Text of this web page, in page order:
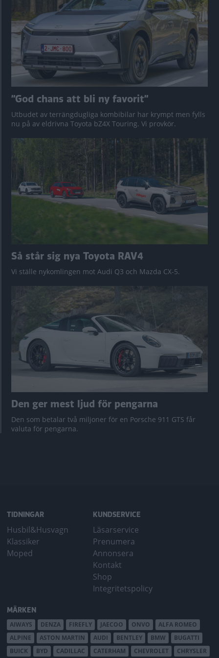
”God chans att bli ny favorit”
Utbudet av terrängdugliga kombibilar har krympt men fylls
nu på av eldrivna Toyota bZ4X Touring. Vi provkör.
Så står sig nya Toyota RAV4
Vi ställe nykomlingen mot Audi Q3 och Mazda CX-5.
Den ger mest ljud för pengarna
Den som betalar två miljoner för en Porsche 911 GTS får
valuta för pengarna.
TIDNINGAR
Husbil&Husvagn
Klassiker
Moped
KUNDSERVICE
Läsarservice
Prenumera
Annonsera
Kontakt
Shop
Integritetspolicy
MÄRKEN
AIWAYS DENZA FIREFLY JAECOO ONVO
ALFA ROMEO
ALPINE
ASTON MARTIN AUDI BENTLEY BMW
BUGATTI
BUICK
BYD CADILLAC CATERHAM CHEVROLET CHRYSLER